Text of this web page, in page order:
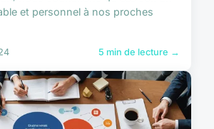
et personnel à nos proches
5 min de lecture →